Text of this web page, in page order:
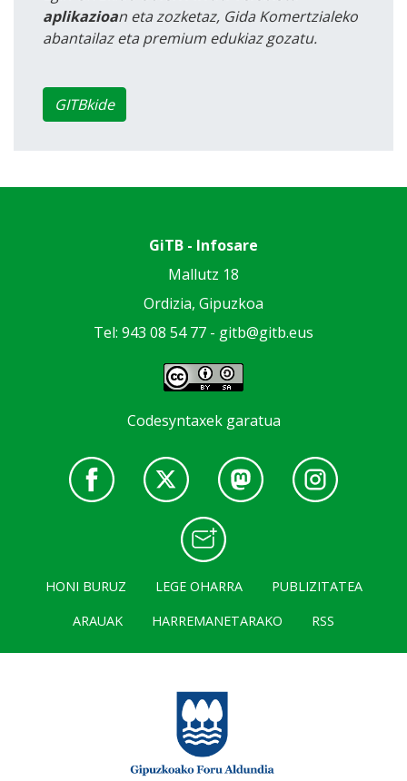
aplikazioan eta zozketaz, Gida Komertzialeko
abantailaz eta premium edukiaz gozatu.
GITBkide
GiTB - Infosare
Mallutz 18
Ordizia, Gipuzkoa
Tel: 943 08 54 77 - gitb@gitb.eus
Codesyntaxek garatua
HONI BURUZ LEGE OHARRA
PUBLIZITATEA
ARAUAK
HARREMANETARAKO RSS